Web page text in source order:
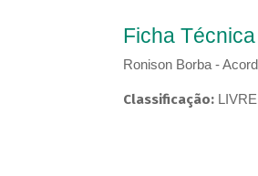
Ficha Técnica
Ronison Borba -
Classificação: LIVRE